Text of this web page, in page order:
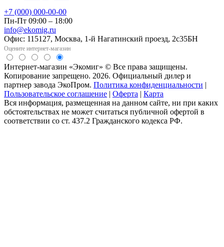
+7 (000) 000-00-00
Пн-Пт 09:00 – 18:00
info@ekomig.ru
Офис: 115127, Москва, 1-й Нагатинский проезд, 2с35БН
Оцените интернет-магазин
Интернет-магазин «Экомиг» © Все права защищены.
Копирование запрещено. 2026. Официальный дилер и
партнер завода ЭкоПром. Политика конфиденциальности |
Пользовательское соглашение | Оферта | Карта
Вся информация, размещенная на данном сайте, ни при каких
обстоятельствах не может считаться публичной офертой в
соответствии со ст. 437.2 Гражданского кодекса РФ.